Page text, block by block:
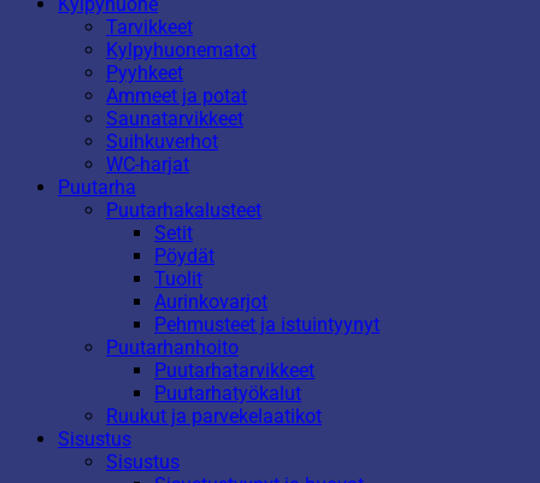
Tarvikkeet
Kylpyhuonematot
Pyyhkeet
Ammeet ja potat
Saunatarvikkeet
Suihkuverhot
WC-harjat
Puutarha
Puutarhakalusteet
Setit
Pöydät
Tuolit
Aurinkovarjot
Pehmusteet ja istuintyynyt
Puutarhanhoito
Puutarhatarvikkeet
Puutarhatyökalut
Ruukut ja parvekelaatikot
Sisustus
Sisustus